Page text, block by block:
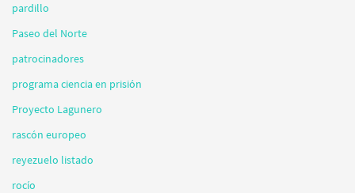
pardillo
Paseo del Norte
patrocinadores
programa ciencia en prisión
Proyecto Lagunero
rascón europeo
reyezuelo listado
rocío